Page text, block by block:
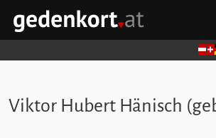
Skip to content
Skip to navigation
Skip to quicklinks
GEDENKORT - HOME
Viktor Hubert Hänisch